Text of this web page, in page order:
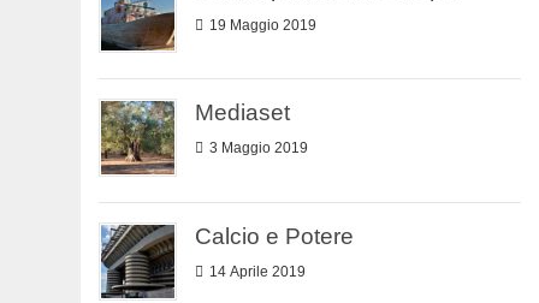
19 Maggio 2019
Mediaset
3 Maggio 2019
Calcio e Potere
14 Aprile 2019